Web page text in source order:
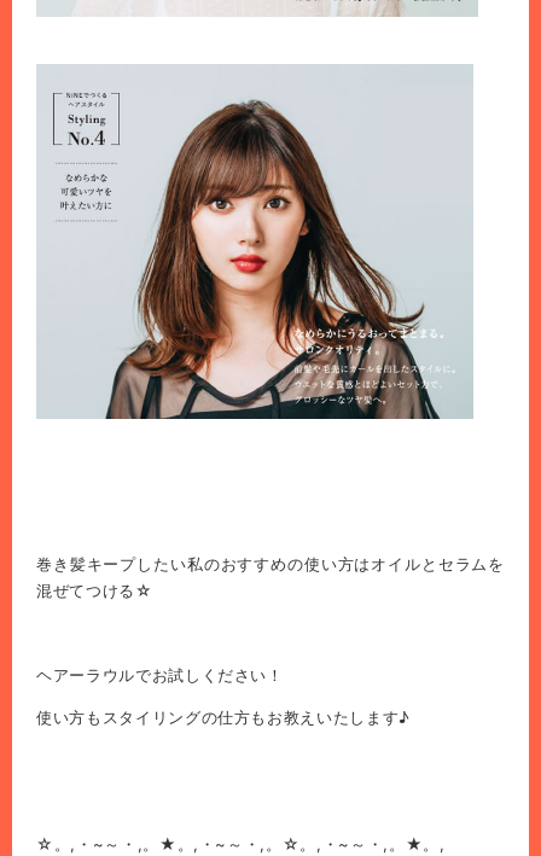
巻き髪キープしたい私のおすすめの使い方はオイルとセラムを
混ぜてつける☆
ヘアーラウルでお試しください！
使い方もスタイリングの仕方もお教えいたします♪
☆。,・~～・,。★。,・~～・,。☆。,・~～・,。★。,